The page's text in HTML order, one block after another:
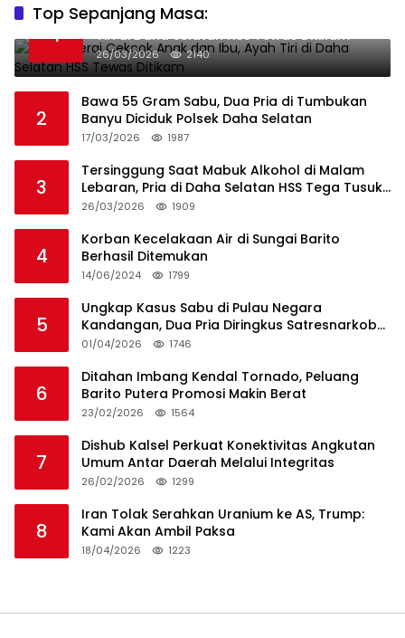
Top Sepanjang Masa:
1
Niat Melerai Cekcok Anak dan Ibu, Ayah
Tiri di Daha Selatan HSS Tewas Ditikam
26/03/2026 2140
2
Bawa 55 Gram Sabu, Dua Pria di Tumbukan
Banyu Diciduk Polsek Daha Selatan
17/03/2026 1987
3
Tersinggung Saat Mabuk Alkohol di Malam
Lebaran, Pria di Daha Selatan HSS Tega Tusuk
Teman Sendiri
26/03/2026 1909
4
Korban Kecelakaan Air di Sungai Barito
Berhasil Ditemukan
14/06/2024 1799
5
Ungkap Kasus Sabu di Pulau Negara
Kandangan, Dua Pria Diringkus Satresnarkoba
HSS
01/04/2026 1746
6
Ditahan Imbang Kendal Tornado, Peluang
Barito Putera Promosi Makin Berat
23/02/2026 1564
7
Dishub Kalsel Perkuat Konektivitas Angkutan
Umum Antar Daerah Melalui Integritas
26/02/2026 1299
8
Iran Tolak Serahkan Uranium ke AS, Trump:
Kami Akan Ambil Paksa
18/04/2026 1223